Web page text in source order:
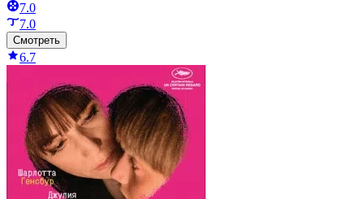
7.0
7.0
Смотреть
6.7